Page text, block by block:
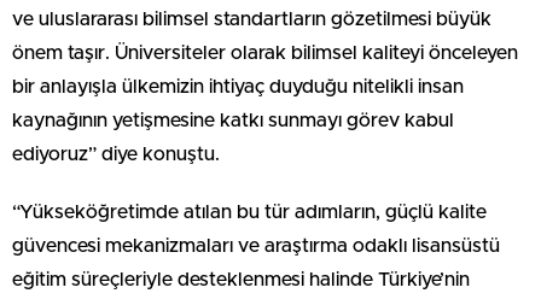
ve uluslararası bilimsel standartların gözetilmesi büyük
önem taşır. Üniversiteler olarak bilimsel kaliteyi önceleyen
bir anlayışla ülkemizin ihtiyaç duyduğu nitelikli insan
kaynağının yetişmesine katkı sunmayı görev kabul
ediyoruz” diye konuştu.
“Yükseköğretimde atılan bu tür adımların, güçlü kalite
güvencesi mekanizmaları ve araştırma odaklı lisansüstü
eğitim süreçleriyle desteklenmesi halinde Türkiye’nin